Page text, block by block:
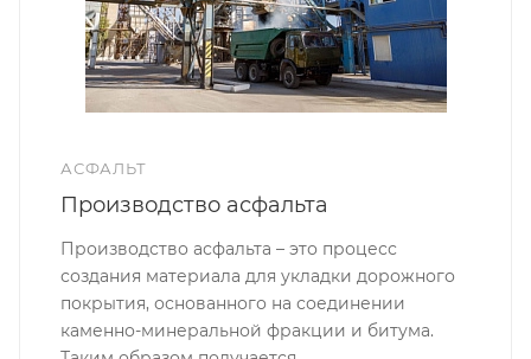
АСФАЛЬТ
Производство асфальта
Производство асфальта – это процесс
создания материала для укладки дорожного
покрытия, основанного на соединении
каменно-минеральной фракции и битума.